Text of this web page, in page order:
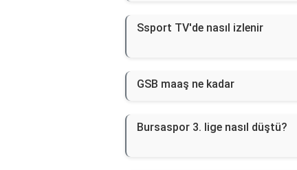
Ssport TV'de nasıl izlenir
GSB maaş ne kadar
Bursaspor 3. lige nasıl düştü?